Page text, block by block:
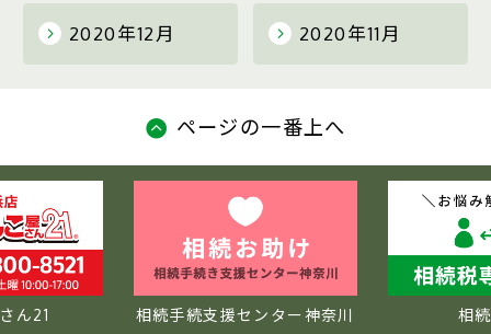
2020年12月 2020年11月
ページの一番上へ
ん21 相続手続支援センター神奈川 相